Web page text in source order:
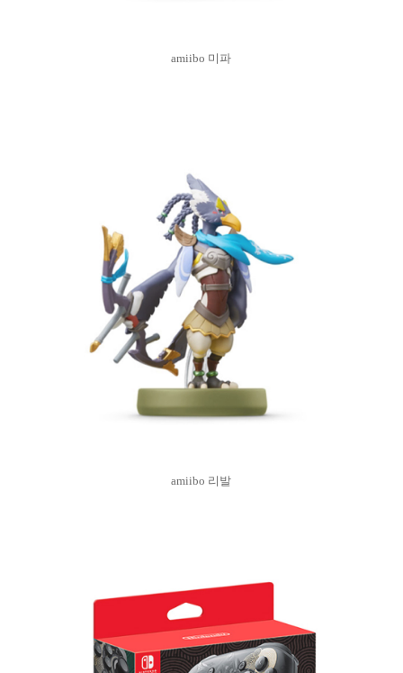
amiibo 미파
amiibo 리발